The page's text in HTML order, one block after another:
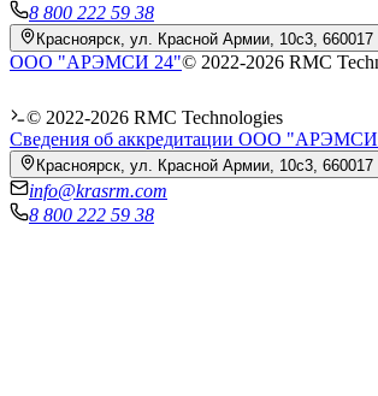
8 800 222 59 38
Красноярск, ул. Красной Армии, 10с3, 660017
ООО "АРЭМСИ 24"© 2022-2026 RMC
© 2022-2026 RMC Technologies
Сведения об аккредитации ООО
Красноярск, ул. Красной Армии, 10с3, 660017
info@krasrm.com
8 800 222 59 38